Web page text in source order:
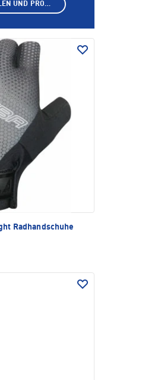
Radhandschuhe
SHOP AUSWÄHLEN UND PRODUKTE ANZEIGEN